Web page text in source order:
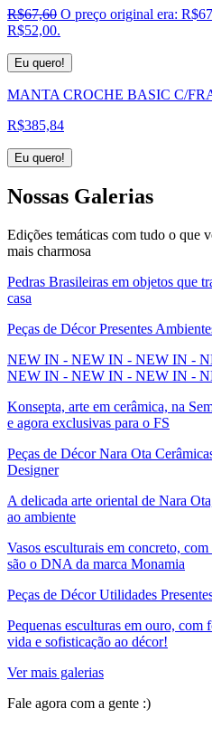
R$67,60 O preço original era:
R$52,00.
Eu quero!
MANTA CROCHE BASIC C/
R$385,84
Eu quero!
Nossas Galerias
Edições temáticas com tudo o que
mais charmosa
Pedras Brasileiras em objetos que
casa
Peças de Décor Presentes
NEW IN - NEW IN - NEW IN -
NEW IN - NEW IN - NEW IN -
Konsepta, arte em cerâmica, na
e agora exclusivas para o FS
Peças de Décor Nara Ota
Designer
A delicada arte oriental de Nara
ao ambiente
Vasos esculturais em concreto,
são o DNA da marca Monamia
Peças de Décor Utilidades
Pequenas esculturas em ouro, com
vida e sofisticação ao décor!
Ver mais galerias
Fale agora com a gente :)